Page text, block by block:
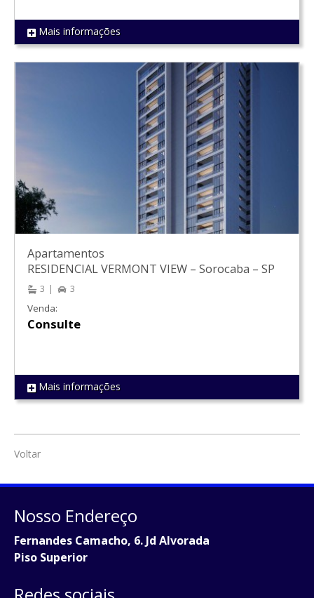
REF 1588
Mais informações
REF 870
Apartamentos
RESIDENCIAL VERMONT VIEW – Sorocaba – SP
3 3
Venda:
Consulte
Mais informações
Voltar
Nosso Endereço
Fernandes Camacho, 6. Jd Alvorada
Piso Superior